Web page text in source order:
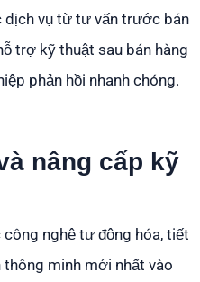
dịch vụ từ tư vấn trước bán
trợ kỹ thuật sau bán hàng
phản hồi nhanh chóng.
nâng cấp kỹ
nghệ tự động hóa, tiết
minh mới nhất vào